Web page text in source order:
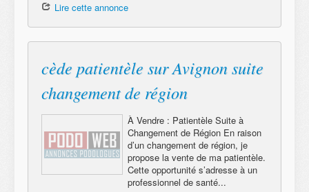
Lire cette annonce
cède patientèle sur Avignon suite
changement de région
À Vendre : Patientèle Suite à
Changement de Région En raison
d’un changement de région, je
propose la vente de ma patientèle.
Cette opportunité s’adresse à un
professionnel de santé...